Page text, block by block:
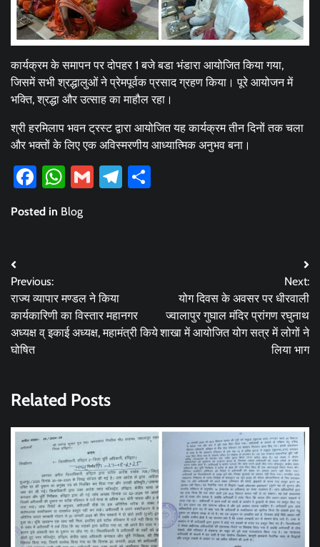
कार्यक्रम के समापन पर दोपहर 1 बजे बडा भंडारा आयोजित किया गया,
जिसमें सभी श्रद्धालुओं ने प्रेमपूर्वक प्रसाद ग्रहण किया। पूरे आयोजन में
भक्ति, श्रद्धा और उत्साह का माहौल रहा।
श्री हरमिलाप भवन ट्रस्ट द्वारा आयोजित यह कार्यक्रम तीन दिनों तक चला
और भक्तों के लिए एक अविस्मरणीय आध्यात्मिक अनुभव बना।
Facebook
WhatsApp
GmailTelegram
Posted in Blog
Post
navigation
Previous:
राज्य व्यापार मण्डल ने किया
कार्यकारिणी का विस्तार महानगर
अध्यक्ष व् इकाई अध्यक्ष, महामंत्री किये
घोषित
Next:
योग दिवस के अवसर पर धीरवाली
ज्वालापुर गुघाल मंदिर प्रांगण रघुनाथ
शाखा में आयोजित योग सत्र में लोगों ने
लिया भाग
Related Posts